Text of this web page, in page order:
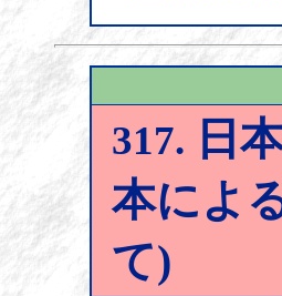
317. 日
本によ
て)